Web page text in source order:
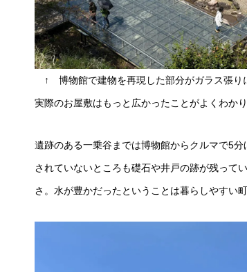
↑ 博物館で建物を再現した部分がガラス張り
実際のお屋敷はもっと広かったことがよくわかり
遺跡のある一乗谷までは博物館からクルマで5
されていないところも礎石や井戸の跡が残って
さ。水が豊かだったということは暮らしやすい